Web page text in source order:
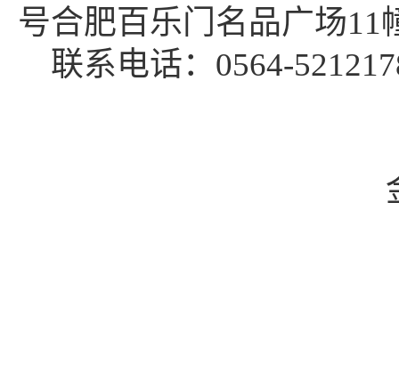
号合肥百乐门名品广场11
联系电话： 0564-